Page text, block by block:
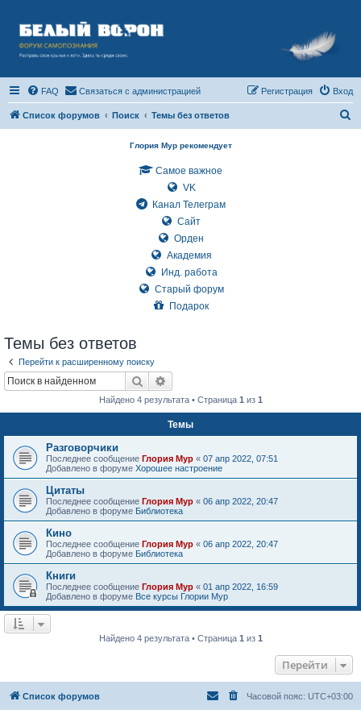
FAQ Связаться с администрацией Вход
Регистрация
Список форумов Поиск Темы без ответов
Глория Мур рекомендует
Самое важное
VK
Канал Телеграм
Сайт
Орден
Академия
Инд. работа
Старый форум
Подарок
Темы без ответов
Перейти к расширенному поиску
Поиск
Найдено 4 результата • Страница 1 из 1
Темы
Разговорчики
Последнее сообщение Глория Мур « 07 апр 2022, 07:51
Добавлено в форуме Хорошее настроение
Цитаты
Последнее сообщение Глория Мур « 06 апр 2022, 20:47
Добавлено в форуме Библиотека
Кино
Последнее сообщение Глория Мур « 06 апр 2022, 20:47
Добавлено в форуме Библиотека
Книги
Последнее сообщение Глория Мур « 01 апр 2022, 16:59
Добавлено в форуме Все курсы Глории Мур
Найдено 4 результата • Страница 1 из 1
Перейти
Список форумов Часовой пояс: UTC+03:00